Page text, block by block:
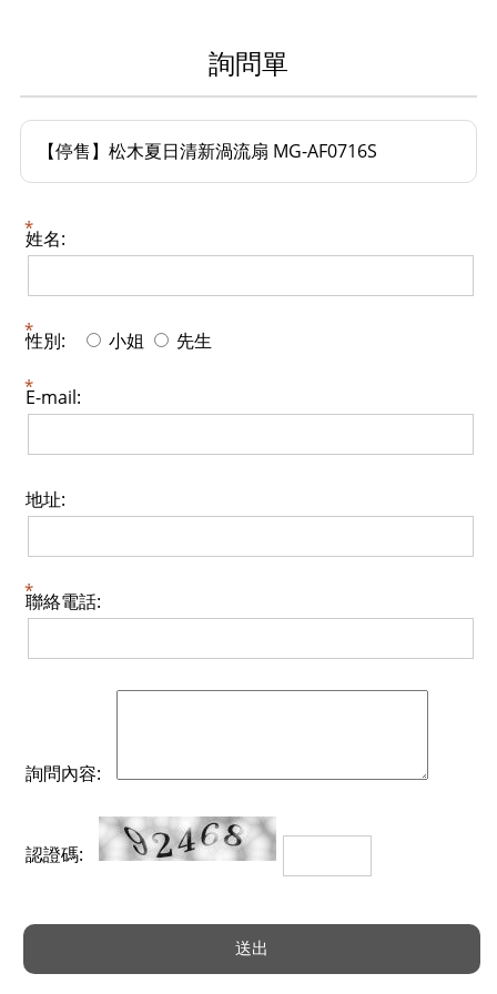
詢問單
【停售】松木夏日清新渦流扇 MG-AF0716S
姓名:
性別: 小姐 先生
E-mail:
地址:
聯絡電話:
詢問內容:
認證碼: